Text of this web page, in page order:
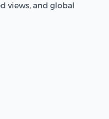
views, and global